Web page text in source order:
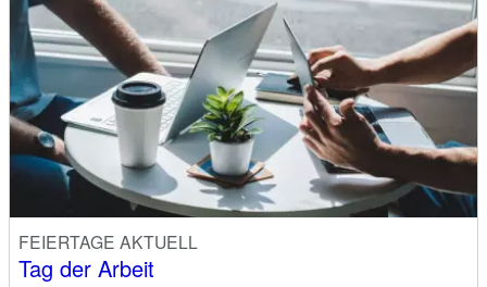
FEIERTAGE AKTUELL
Tag der Arbeit